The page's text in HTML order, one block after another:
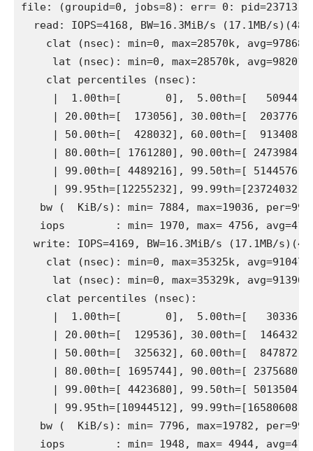
file: (groupid=0, jobs=8): err= 0: pid=23713:
read: IOPS=4168, BW=16.3MiB/s (17.1MB/
clat (nsec): min=0, max=28570k,
lat (nsec): min=0, max=28570k,
    clat percentiles (nsec):
|  1.00th=[       0],  5.00th=[
| 20.00th=[  173056], 30.00th=[
| 50.00th=[  428032], 60.00th=[
| 80.00th=[ 1761280], 90.00th=[
| 99.00th=[ 4489216], 99.50th=[
     | 99.95th=[12255232], 99.99th=[23724032]
bw (  KiB/s): min= 7884, max=19036,
iops        : min= 1970, max= 4756,
write: IOPS=4169, BW=16.3MiB/s (17.1MB/
clat (nsec): min=0, max=35325k,
lat (nsec): min=0, max=35329k,
    clat percentiles (nsec):
|  1.00th=[       0],  5.00th=[
| 20.00th=[  129536], 30.00th=[
| 50.00th=[  325632], 60.00th=[
| 80.00th=[ 1695744], 90.00th=[
| 99.00th=[ 4423680], 99.50th=[
     | 99.95th=[10944512], 99.99th=[16580608]
bw (  KiB/s): min= 7796, max=19782,
iops        : min= 1948, max= 4944,